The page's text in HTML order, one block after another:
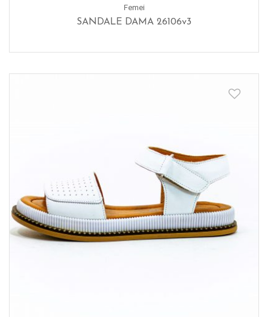
Femei
SANDALE DAMA 26106v3